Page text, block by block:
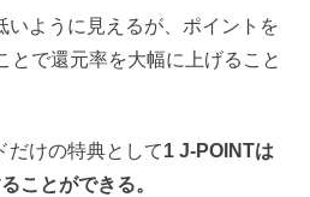
いように見えるが、ポイントを
とで還元率を大幅に上げること
だけの特典として1 J-POINTは
ことができる。